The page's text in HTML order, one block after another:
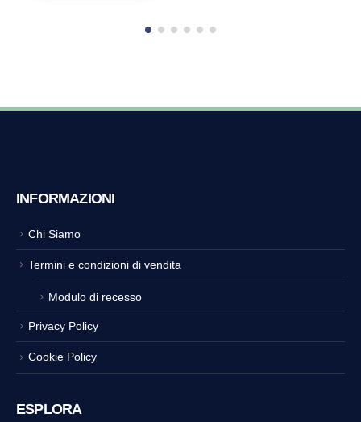
INFORMAZIONI
Chi Siamo
Termini e condizioni di vendita
Modulo di recesso
Privacy Policy
Cookie Policy
ESPLORA